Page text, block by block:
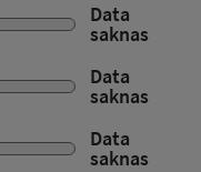
Data
saknas
Data
saknas
Data
saknas